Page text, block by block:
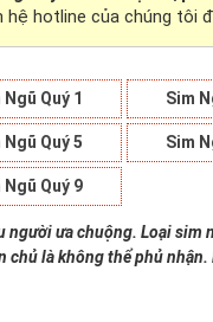
hệ hotline của chúng tôi
Ngũ Quý 1 Sim
Ngũ Quý 5 Sim
Ngũ Quý 9
người ưa chuộng. Loại sim
là không thể phủ